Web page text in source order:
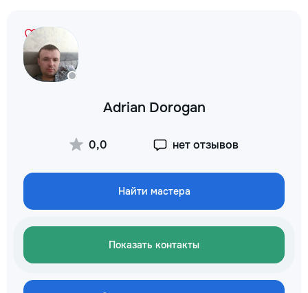
экзаменам и
✔ Обучение
Adrian Dorogan
0,0 нет отзывов
Найти мастера
Показать контакты